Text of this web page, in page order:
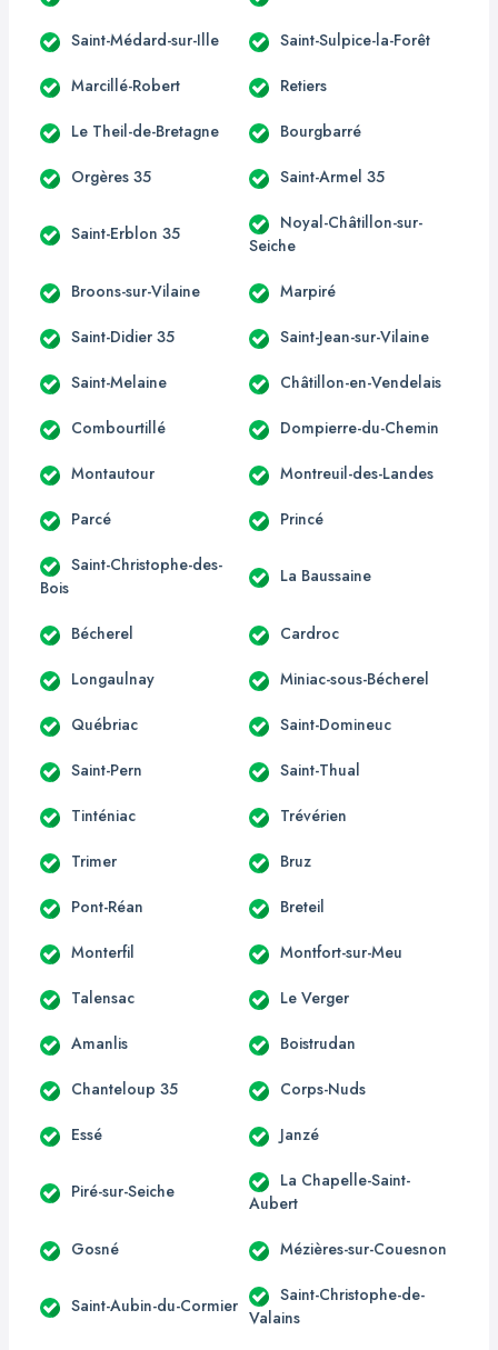
Saint-Médard-sur-Ille Saint-Sulpice-la-Forêt
Marcillé-Robert Retiers
Le Theil-de-Bretagne Bourgbarré
Orgères 35 Saint-Armel 35
Saint-Erblon 35
Noyal-Châtillon-sur-
Seiche
Broons-sur-Vilaine Marpiré
Saint-Didier 35 Saint-Jean-sur-Vilaine
Saint-Melaine Châtillon-en-Vendelais
Combourtillé Dompierre-du-Chemin
Montautour Montreuil-des-Landes
Parcé Princé
Saint-Christophe-des-
Bois
La Baussaine
Bécherel Cardroc
Longaulnay Miniac-sous-Bécherel
Québriac Saint-Domineuc
Saint-Pern Saint-Thual
Tinténiac Trévérien
Trimer Bruz
Pont-Réan Breteil
Monterfil Montfort-sur-Meu
Talensac Le Verger
Amanlis Boistrudan
Chanteloup 35 Corps-Nuds
Essé Janzé
Piré-sur-Seiche
La Chapelle-Saint-
Aubert
Gosné Mézières-sur-Couesnon
Saint-Aubin-du-Cormier
Saint-Christophe-de-
Valains